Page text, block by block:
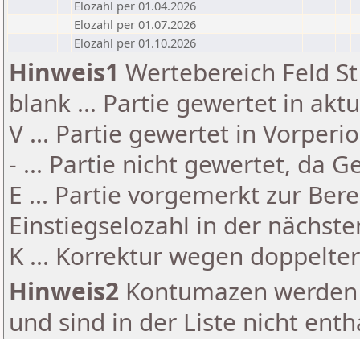
Elozahl per 01.04.2026
Elozahl per 01.07.2026
Elozahl per 01.10.2026
Hinweis1 Wertebereich Feld
blank ... Partie gewertet in
V ... Partie gewertet in
- ... Partie nicht gewertet, da
E ... Partie vorgemerkt zur
Einstiegselozahl in der
K ... Korrektur wegen
Hinweis2 Kontumazen
und sind in der Liste nicht